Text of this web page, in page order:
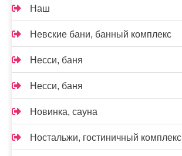
Наш
Невские бани, банный комплекс
Несси, баня
Несси, баня
Новинка, сауна
Ностальжи, гостиничный комплекс